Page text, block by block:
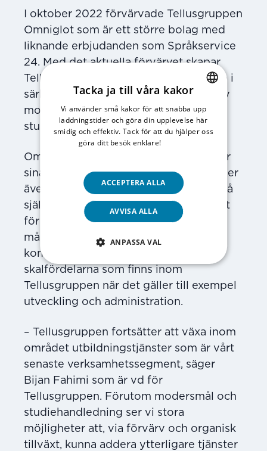
I oktober 2022 förvärvade Tellusgruppen
Omniglot som är ett större bolag med
liknande erbjudanden som Språkservice
24. Med det aktuella förvärvet skapar
Tellusgruppen en särställning som den i
särklass största privata leverantören av
modersmålsundervisning och
studiehandledning i Sverige.
Omniglot och Språkservice 24 behåller
sina respektive varumärken och kommer
även i fortsättningen att arbeta som två
självständiga bolag. Detta är angeläget
för att kunna erbjuda marknaden en
mångfald inom området. Bolagen
kommer dock dra fördel av
skalfördelarna som finns inom
Tellusgruppen när det gäller till exempel
utveckling och administration.
– Tellusgruppen fortsätter att växa inom
området utbildningstjänster som är vårt
senaste verksamhetssegment, säger
Bijan Fahimi som är vd för
Tellusgruppen. Förutom modersmål och
studiehandledning ser vi stora
möjligheter att, via förvärv och organisk
tillväxt, kunna addera ytterligare tjänster
SWEDISH
ENGLISH
Tacka ja till våra kakor
Vi använder små kakor för att snabba upp
laddningstider och göra din upplevelse här
smidig och effektiv. Tack för att du hjälper oss
göra ditt besök enklare!
ACCEPTERA ALLA
AVVISA ALLA
ANPASSA VAL